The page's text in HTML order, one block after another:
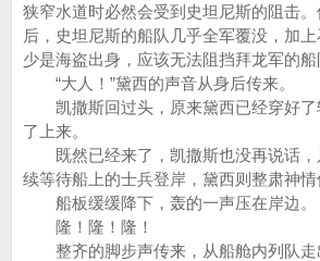
狭窄水道时必然会受到史坦尼斯的阻击
后，史坦尼斯的船队几乎全军覆没，加
少是海盗出身，应该无法阻挡拜龙军的船
“大人！”黛西的声音从身后传来。
凯撒斯回过头，原来黛西已经穿好了
了上来。
既然已经来了，凯撒斯也没再说话，
续等待船上的士兵登岸，黛西则整肃神情
船板缓缓降下，轰的一声压在岸边。
隆！隆！隆！
整齐的脚步声传来，从船舱内列队走